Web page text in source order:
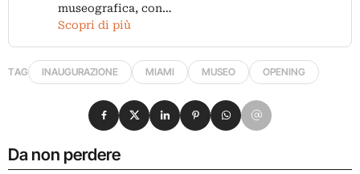
museografica, con…
Scopri di più
TAG INAUGURAZIONE MIAMI MUSEO OPENING
Da non perdere
Condividi su Facebook
Condividi su X
Condividi su LinkedIn
Condividi su Pinterest
Condividi su WhatsApp
Condividi su Email